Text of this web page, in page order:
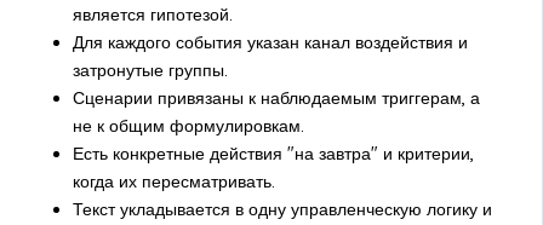
является гипотезой.
Для каждого события указан канал воздействия и
затронутые группы.
Сценарии привязаны к наблюдаемым триггерам, а
не к общим формулировкам.
Есть конкретные действия "на завтра" и критерии,
когда их пересматривать.
Текст укладывается в одну управленческую логику и